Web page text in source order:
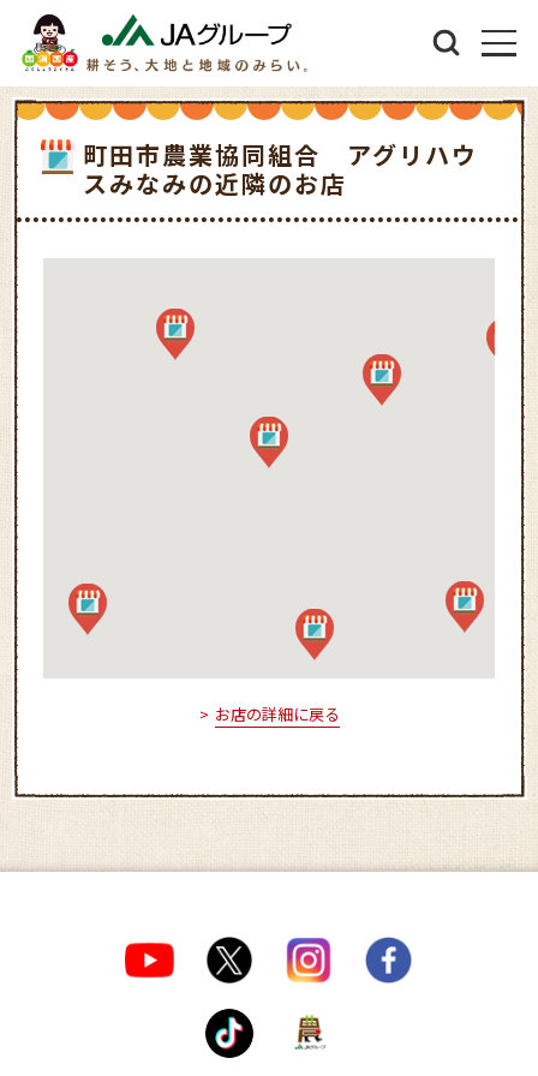
町田市農業協同組合 アグリハウ
スみなみの近隣のお店
お店の詳細に戻る